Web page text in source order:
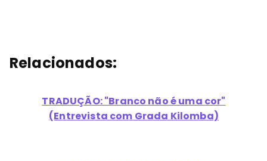
Relacionados:
TRADUÇÃO: "Branco não é uma cor"
(Entrevista com Grada Kilomba)